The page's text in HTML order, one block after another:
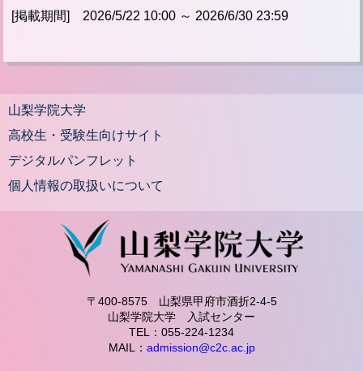
[掲載期間] 2026/5/22 10:00 ～ 2026/6/30 23:59
山梨学院大学
高校生・受験生向けサイト
デジタルパンフレット
個人情報の取扱いについて
〒400-8575 山梨県甲府市酒折2-4-5
山梨学院大学 入試センター
TEL：055-224-1234
MAIL： admission@c2c.ac.jp